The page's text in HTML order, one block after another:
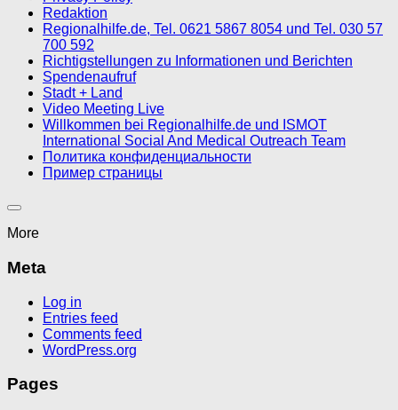
Redaktion
Regionalhilfe.de, Tel. 0621 5867 8054 und Tel. 030 57
700 592
Richtigstellungen zu Informationen und Berichten
Spendenaufruf
Stadt + Land
Video Meeting Live
Willkommen bei Regionalhilfe.de und ISMOT
International Social And Medical Outreach Team
Политика конфиденциальности
Пример страницы
More
Meta
Log in
Entries feed
Comments feed
WordPress.org
Pages